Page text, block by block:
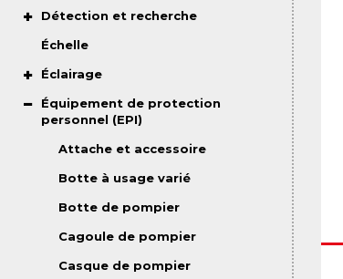
Détection et recherche
Échelle
Éclairage
Équipement de protection
personnel (EPI)
Attache et accessoire
Botte à usage varié
Botte de pompier
Cagoule de pompier
Casque de pompier